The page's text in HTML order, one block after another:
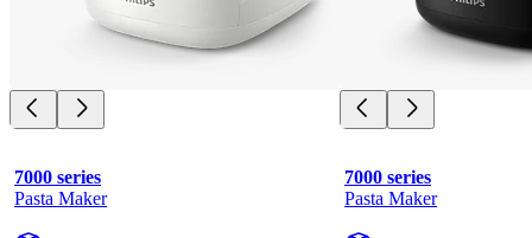
7000 series
Pasta Maker
7000 series
Pasta Maker